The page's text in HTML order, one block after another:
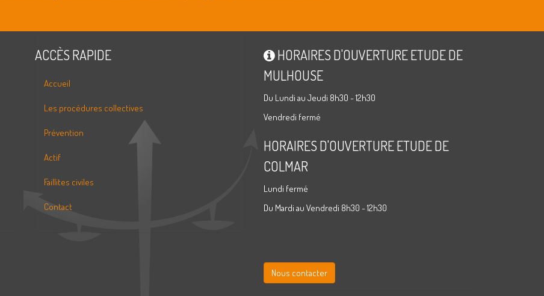
ACCÈS RAPIDE
Accueil
Les procédures collectives
Prévention
Actif
Faillites civiles
Contact
HORAIRES D'OUVERTURE ETUDE DE
MULHOUSE
Du Lundi au Jeudi 8h30 - 12h30
Vendredi fermé
HORAIRES D'OUVERTURE ETUDE DE
COLMAR
Lundi fermé
Du Mardi au Vendredi 8h30 - 12h30
Nous contacter